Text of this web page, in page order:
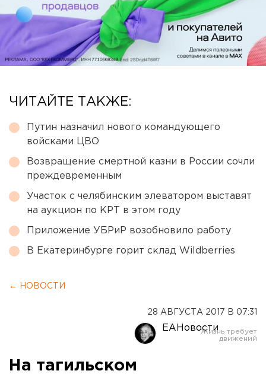
ЧИТАЙТЕ ТАКЖЕ:
Путин назначил нового командующего
войсками ЦВО
Возвращение смертной казни в России сочли
преждевременным
Участок с челябинским элеватором выставят
на аукцион по КРТ в этом году
Приложение УБРиР возобновило работу
В Екатеринбурге горит склад Wildberries
← НОВОСТИ
28 АВГУСТА 2017 В 07:31
ЕАНовости
На тагильском